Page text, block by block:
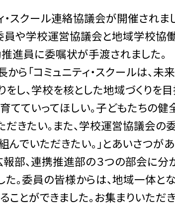
・スクール連絡協議会が開催されま
や学校運営協議会と地域学校協
進員に委嘱状が手渡されました。
ら「コミュニティ・スクールは、
をし、学校を核とした地域づくりを
てていってほしい。子どもたちの
だきたい。また、学校運営協議会
でいただきたい。」とあいさつがあ
部、連携推進部の３つの部会に分
た。委員の皆様からは、地域一体と
ことができました。お集まりいただ